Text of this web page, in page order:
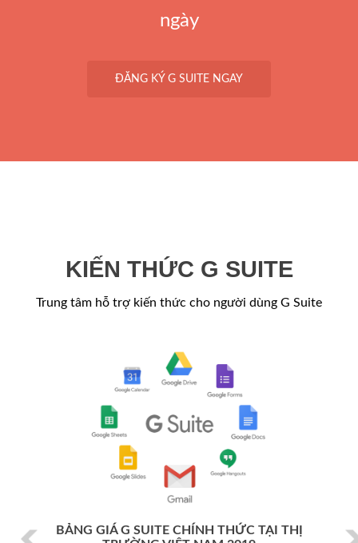
ngày
ĐĂNG KÝ G SUITE NGAY
KIẾN THỨC G SUITE
Trung tâm hỗ trợ kiến thức cho người dùng G Suite
BẢNG GIÁ G SUITE CHÍNH THỨC TẠI THỊ